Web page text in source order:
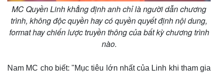
Thế giới
Quan sát
Multimedia
Video
Infographic
MC Quyền Linh khẳng định anh chỉ là người dẫn chương
trình, không độc quyền hay có quyền quyết định nội dung,
format hay chiến lược truyền thông của bất kỳ chương trình
nào.
Nam MC cho biết: "Mục tiêu lớn nhất của Linh khi tham gia